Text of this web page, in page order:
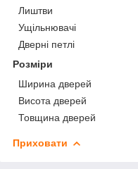
Лиштви
Ущільнювачі
Дверні петлі
Розміри
Ширина дверей
Висота дверей
Товщина дверей
Приховати